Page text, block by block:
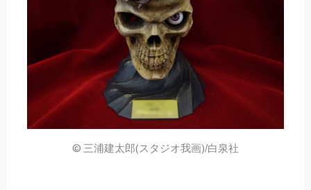
© 三浦建太郎(スタジオ我画)/白泉社